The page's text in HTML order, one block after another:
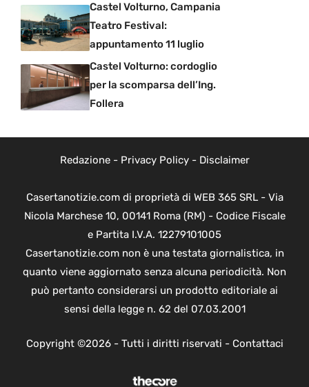
Castel Volturno, Campania
Teatro Festival:
appuntamento 11 luglio
Castel Volturno: cordoglio
per la scomparsa dell’Ing.
Follera
Redazione- Privacy Policy- Disclaimer
Casertanotizie.com di proprietà di WEB 365 SRL - Via
Nicola Marchese 10, 00141 Roma (RM) - Codice Fiscale
e Partita I.V.A. 12279101005
Casertanotizie.com non è una testata giornalistica, in
quanto viene aggiornato senza alcuna periodicità. Non
può pertanto considerarsi un prodotto editoriale ai
sensi della legge n. 62 del 07.03.2001
Copyright ©2026 - Tutti i diritti riservati - Contattaci